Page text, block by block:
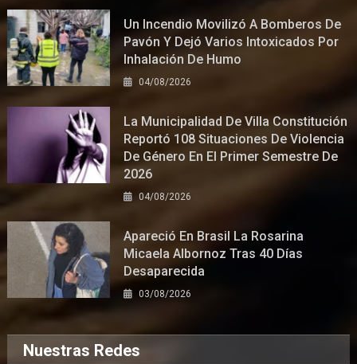
Un Incendio Movilizó A Bomberos De
Pavón Y Dejó Varios Intoxicados Por
Inhalación De Humo
04/08/2026
La Municipalidad De Villa Constitución
Reportó 108 Situaciones De Violencia
De Género En El Primer Semestre De
2026
04/08/2026
Apareció En Brasil La Rosarina
Micaela Albornoz Tras 40 Días
Desaparecida
03/08/2026
Nuestras Redes